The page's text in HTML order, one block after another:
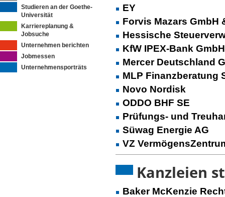
Studieren an der Goethe-
Universität
Karriereplanung &
Jobsuche
Unternehmen berichten
Jobmessen
Unternehmensporträts
EY
Forvis Mazars GmbH
Hessische
KfW IPEX-Bank GmbH
Mercer Deutschland
MLP Finanzberatung
Novo Nordisk
ODDO BHF SE
Prüfungs- und
Süwag Energie AG
VZ
Kanzleien
Baker McKenzie